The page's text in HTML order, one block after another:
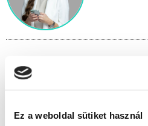
Ez a weboldal sütiket használ
" D " csoport
41 nap az indulásig!